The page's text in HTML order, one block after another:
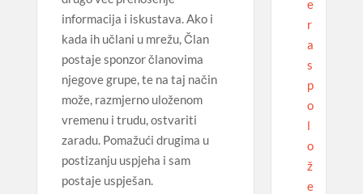
informacija i iskustava. Ako i
kada ih učlani u mrežu, Član
postaje sponzor članovima
njegove grupe, te na taj način
može, razmjerno uloženom
vremenu i trudu, ostvariti
zaradu. Pomažući drugima u
postizanju uspjeha i sam
postaje uspješan.
e
r
a
s
p
o
l
o
ž
e